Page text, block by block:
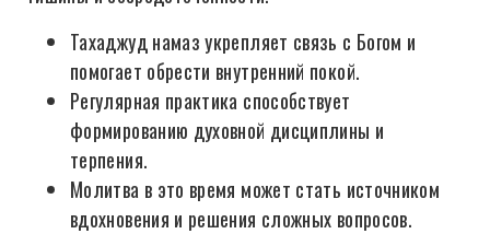
Тахаджуд намаз укрепляет связь с Богом и
помогает обрести внутренний покой.
Регулярная практика способствует
формированию духовной дисциплины и
терпения.
Молитва в это время может стать источником
вдохновения и решения сложных вопросов.